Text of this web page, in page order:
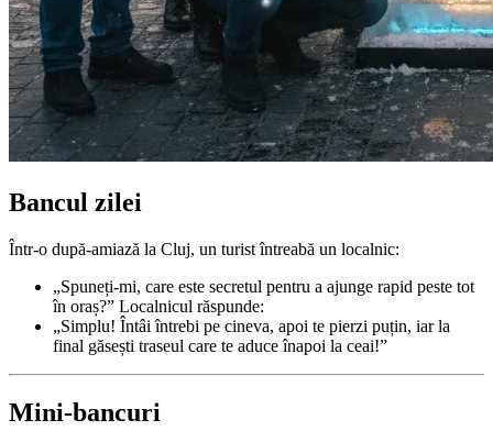
Bancul zilei
Într-o după-amiază la Cluj, un turist întreabă un localnic:
„Spuneți-mi, care este secretul pentru a ajunge rapid peste tot
în oraș?” Localnicul răspunde:
„Simplu! Întâi întrebi pe cineva, apoi te pierzi puțin, iar la
final găsești traseul care te aduce înapoi la ceai!”
Mini-bancuri